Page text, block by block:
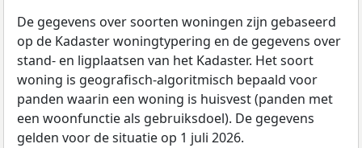
De gegevens over soorten woningen zijn gebaseerd
op de Kadaster woningtypering en de gegevens over
stand- en ligplaatsen van het Kadaster. Het soort
woning is geografisch-algoritmisch bepaald voor
panden waarin een woning is huisvest (panden met
een woonfunctie als gebruiksdoel). De gegevens
gelden voor de situatie op 1 juli 2026.